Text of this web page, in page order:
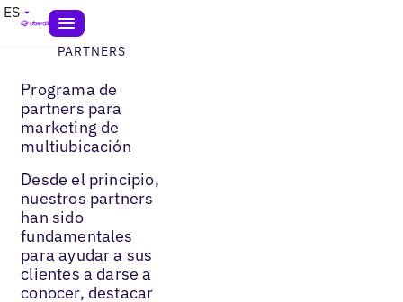
ES
PARTNERS
Programa de
partners para
marketing de
multiubicación
Desde el principio,
nuestros partners
han sido
fundamentales
para ayudar a sus
clientes a darse a
conocer, destacar